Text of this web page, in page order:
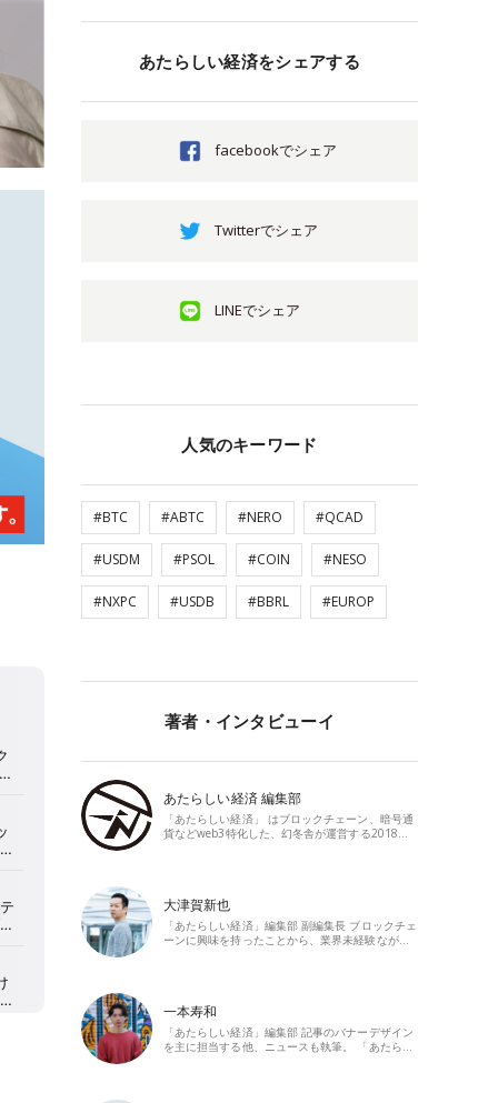
あたらしい経済をシェアする
facebookでシェア
Twitterでシェア
LINEでシェア
人気のキーワード
#BTC #ABTC #NERO #QCAD
#USDM #PSOL #COIN #NESO
#NXPC #USDB #BBRL #EUROP
著者・インタビューイ
あたらしい経済 編集部
「あたらしい経済」 はブロックチェーン、暗号通
貨などweb3特化した、幻冬舎が運営する2018…
大津賀新也
「あたらしい経済」編集部 副編集長 ブロックチェ
ーンに興味を持ったことから、業界未経験なが…
一本寿和
「あたらしい経済」編集部 記事のバナーデザイン
を主に担当する他、ニュースも執筆。 「あたら…